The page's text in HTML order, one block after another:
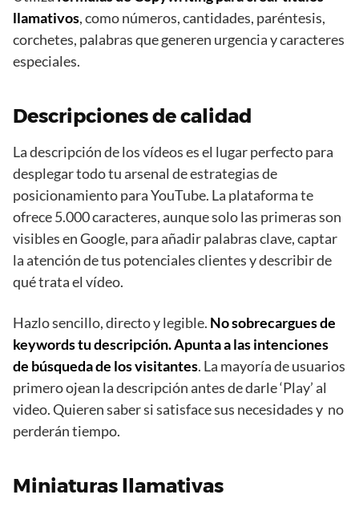
llamativos, como números, cantidades, paréntesis,
corchetes, palabras que generen urgencia y caracteres
especiales.
Descripciones de calidad
La descripción de los vídeos es el lugar perfecto para
desplegar todo tu arsenal de estrategias de
posicionamiento para YouTube. La plataforma te
ofrece 5.000 caracteres, aunque solo las primeras son
visibles en Google, para añadir palabras clave, captar
la atención de tus potenciales clientes y describir de
qué trata el vídeo.
Hazlo sencillo, directo y legible. No sobrecargues de
keywords tu descripción. Apunta a las intenciones
de búsqueda de los visitantes. La mayoría de usuarios
primero ojean la descripción antes de darle ‘Play’ al
video. Quieren saber si satisface sus necesidades y no
perderán tiempo.
Miniaturas llamativas